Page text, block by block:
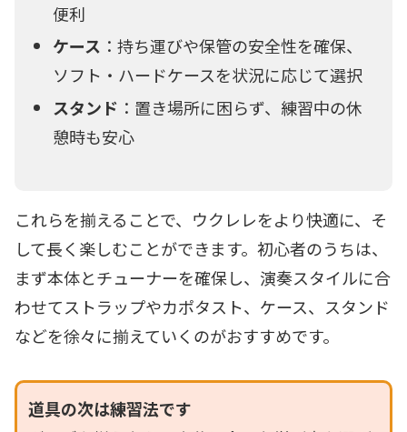
便利
ケース ：持ち運びや保管の安全性を確保、
ソフト・ハードケースを状況に応じて選択
スタンド ：置き場所に困らず、練習中の休
憩時も安心
これらを揃えることで、ウクレレをより快適に、そ
して長く楽しむことができます。初心者のうちは、
まず本体とチューナーを確保し、演奏スタイルに合
わせてストラップやカポタスト、ケース、スタンド
などを徐々に揃えていくのがおすすめです。
道具の次は練習法です